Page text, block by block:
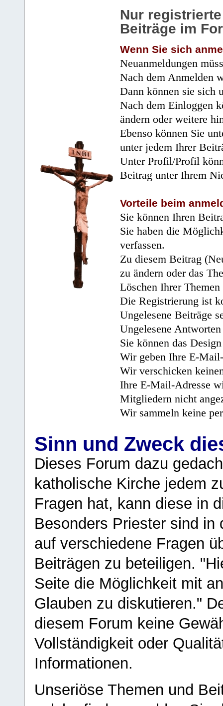
Nur
Beiträge im
Wenn Sie sich
Neuanmeldungen
Nach dem Anmelden
Dann können sie sich
Nach dem Einloggen
ändern oder weitere
Ebenso können Sie
unter jedem Ihrer
Unter Profil/Profil
Beitrag unter Ihrem
Vorteile beim
Sie können Ihren
Sie haben die
verfassen.
Zu diesem Beitrag
zu ändern oder das
Löschen Ihrer
Die Registrierung ist
Ungelesene Beiträge
Ungelesene
Sie können das
Wir geben Ihre E-
Wir verschicken
Ihre E-Mail-Adresse
Mitgliedern nicht
Wir sammeln keine
Sinn und Zweck
Dieses Forum dazu
katholische Kirche jedem
Fragen hat, kann diese in
Besonders Priester sind in
auf verschiedene Fragen
Beiträgen zu beteiligen.
Seite die Möglichkeit mit
Glauben zu diskutieren."
diesem Forum keine
Vollständigkeit oder
Informationen.
Unseriöse Themen und